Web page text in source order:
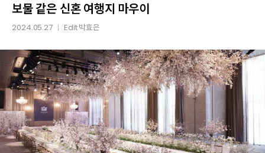
같은
신혼
마우이
보물 같은 신혼 여행지 마우이
2024.05.27 Edit박효은